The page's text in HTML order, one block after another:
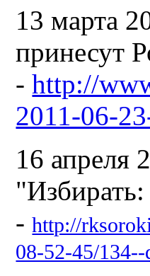
13 марта
принесут
-http://
2011-06-
16 апреля
-http://
08-52-45/